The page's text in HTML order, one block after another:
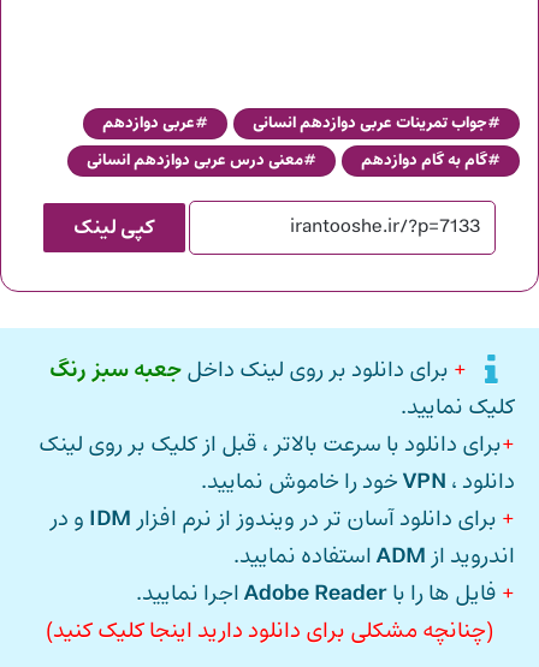
جواب تمرینات عربی دوازدهم انسانی
عربی دوازدهم
گام به گام دوازدهم
معنی درس عربی دوازدهم انسانی
کپی لینک
+ برای دانلود بر روی لینک داخلجعبه سبز رنگ
کلیک نمایید.
+برای دانلود با سرعت بالاتر ، قبل از کلیک بر روی لینک
دانلود ، VPNخود را خاموش نمایید.
+ برای دانلود آسان تر در ویندوز از نرم افزار IDM و در
اندروید از ADMاستفاده نمایید.
+ فایل ها را باAdobe Readerاجرا نمایید.
(چنانچه مشکلی برای دانلود دارید اینجا کلیک کنید)